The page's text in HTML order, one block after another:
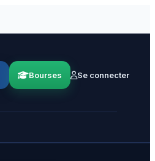
Bourses Se connecter